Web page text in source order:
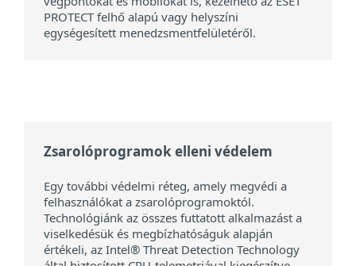
PROTECT felhő alapú vagy helyszíni
egységesített menedzsmentfelületéről.
Zsarolóprogramok elleni védelem
Egy további védelmi réteg, amely megvédi a
felhasználókat a zsarolóprogramoktól.
Technológiánk az összes futtatott alkalmazást a
viselkedésük és megbízhatóságuk alapján
értékeli, az Intel® Threat Detection Technology